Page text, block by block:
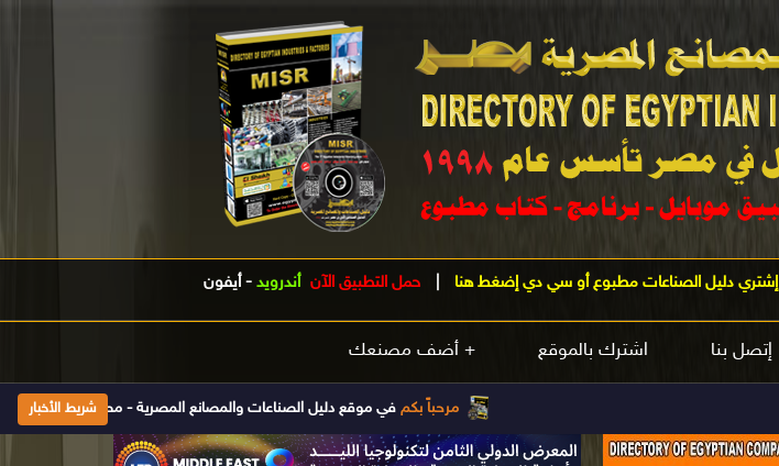
إشتري دليل الصناعات مطبوع أو سي دي إضغط هنا حمل التطبيق الآن أندرويد - أيفون
إتصل بنا اشترك بالموقع + أضف مصنعك
شريط الأخبار مرحباً بكم في موقع دليل الصناعات والمصانع المصرية - مصر .. الدليل الصناعى الأول فى مصر تأسس 1998 ويتم تحديث بياناته يومياَ إضغط هنا للإشتراك والحصول